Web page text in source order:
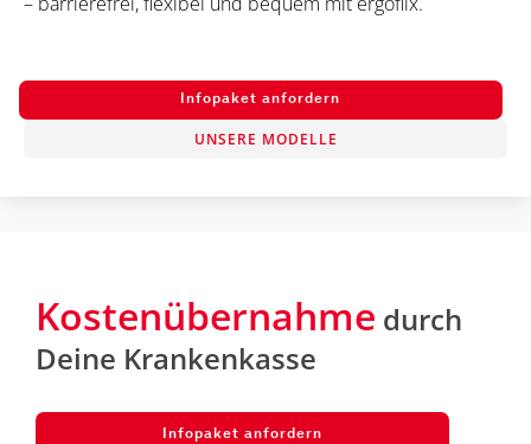
Infopaket anfordern
UNSERE MODELLE
Kostenübernahme durch
Deine Krankenkasse
Infopaket anfordern